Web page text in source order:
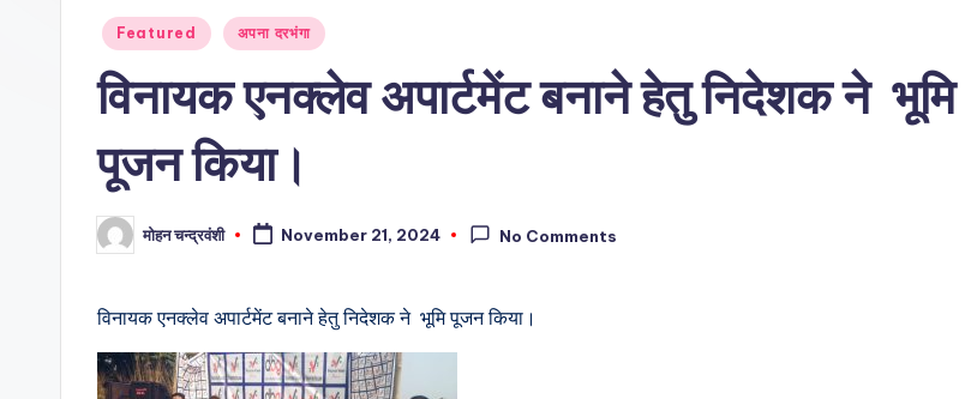
Posted
Featured अपना दरभंगा
विनायक एनक्लेव अपार्टमेंट बनाने हेतु निदेशक ने भूमि
पूजन किया।
Posted
by
मोहन चन्द्रवंशी November 21, 2024 No Comments
विनायक एनक्लेव अपार्टमेंट बनाने हेतु निदेशक ने भूमि पूजन किया।